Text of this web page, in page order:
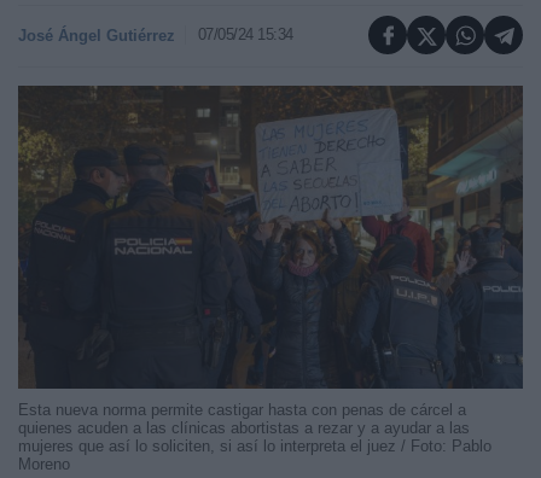
José Ángel Gutiérrez 07/05/24 15:34
Esta nueva norma permite castigar hasta con penas de cárcel a
quienes acuden a las clínicas abortistas a rezar y a ayudar a las
mujeres que así lo soliciten, si así lo interpreta el juez / Foto: Pablo
Moreno